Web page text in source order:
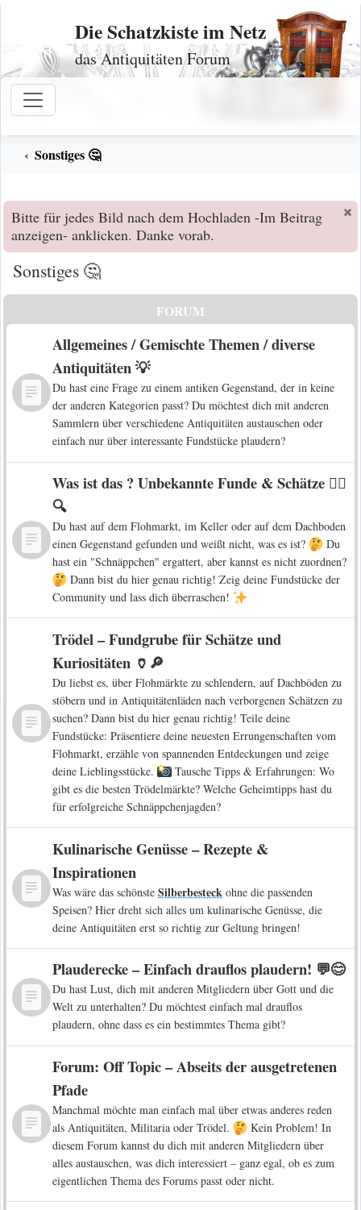
Zum Inhalt
Die Schatzkiste im Netz
das Antiquitäten Forum
Sonstiges 🤔
Bitte für jedes Bild nach dem Hochladen -Im Beitrag
anzeigen- anklicken. Danke vorab.
Sonstiges 🤔
FORUM
Allgemeines / Gemischte Themen / diverse
Antiquitäten 💡
Du hast eine Frage zu einem antiken Gegenstand, der in keine
der anderen Kategorien passt? Du möchtest dich mit anderen
Sammlern über verschiedene Antiquitäten austauschen oder
einfach nur über interessante Fundstücke plaudern?
Was ist das ? Unbekannte Funde & Schätze 🕵️‍♀️
🔍
Du hast auf dem Flohmarkt, im Keller oder auf dem Dachboden
einen Gegenstand gefunden und weißt nicht, was es ist?
Du
hast ein "Schnäppchen" ergattert, aber kannst es nicht zuordnen?
Dann bist du hier genau richtig! Zeig deine Fundstücke der
Community und lass dich überraschen!
Trödel – Fundgrube für Schätze und
Kuriositäten 🏺🔎
Du liebst es, über Flohmärkte zu schlendern, auf Dachböden zu
stöbern und in Antiquitätenläden nach verborgenen Schätzen zu
suchen? Dann bist du hier genau richtig! Teile deine
Fundstücke: Präsentiere deine neuesten Errungenschaften vom
Flohmarkt, erzähle von spannenden Entdeckungen und zeige
deine Lieblingsstücke.
Tausche Tipps & Erfahrungen: Wo
gibt es die besten Trödelmärkte? Welche Geheimtipps hast du
für erfolgreiche Schnäppchenjagden?
Kulinarische Genüsse – Rezepte &
Inspirationen
Was wäre das schönsteSilberbesteck ohne die passenden
Speisen? Hier dreht sich alles um kulinarische Genüsse, die
deine Antiquitäten erst so richtig zur Geltung bringen!
Plauderecke – Einfach drauflos plaudern! 💬😊
Du hast Lust, dich mit anderen Mitgliedern über Gott und die
Welt zu unterhalten? Du möchtest einfach mal drauflos
plaudern, ohne dass es ein bestimmtes Thema gibt?
Forum: Off Topic – Abseits der ausgetretenen
Pfade
Manchmal möchte man einfach mal über etwas anderes reden
als Antiquitäten, Militaria oder Trödel.
Kein Problem! In
diesem Forum kannst du dich mit anderen Mitgliedern über
alles austauschen, was dich interessiert – ganz egal, ob es zum
eigentlichen Thema des Forums passt oder nicht.